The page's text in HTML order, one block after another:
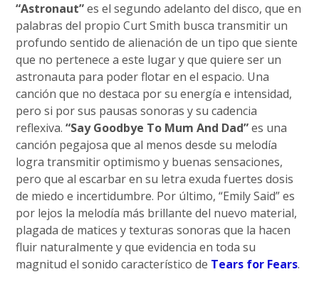
“Astronaut”es el segundo adelanto del disco, que en
palabras del propio Curt Smith busca transmitir un
profundo sentido de alienación de un tipo que siente
que no pertenece a este lugar y que quiere ser un
astronauta para poder flotar en el espacio. Una
canción que no destaca por su energía e intensidad,
pero si por sus pausas sonoras y su cadencia
reflexiva.“Say Goodbye To Mum And Dad”es una
canción pegajosa que al menos desde su melodía
logra transmitir optimismo y buenas sensaciones,
pero que al escarbar en su letra exuda fuertes dosis
de miedo e incertidumbre. Por último, “Emily Said” es
por lejos la melodía más brillante del nuevo material,
plagada de matices y texturas sonoras que la hacen
fluir naturalmente y que evidencia en toda su
magnitud el sonido característico de Tears for Fears.